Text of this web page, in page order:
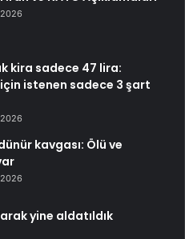
kira sadece 47 lira:
istenen sadece 3 şart
kavgası: Ölü ve
yine aldatıldık